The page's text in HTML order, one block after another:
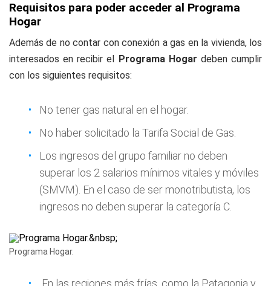
Requisitos para poder acceder al Programa
Hogar
Además de no contar con conexión a gas en la vivienda, los
interesados en recibir el Programa Hogar deben cumplir
con los siguientes requisitos:
No tener gas natural en el hogar.
No haber solicitado la Tarifa Social de Gas.
Los ingresos del grupo familiar no deben
superar los 2 salarios mínimos vitales y móviles
(SMVM). En el caso de ser monotributista, los
ingresos no deben superar la categoría C.
Programa Hogar.
En las regiones más frías, como la Patagonia y